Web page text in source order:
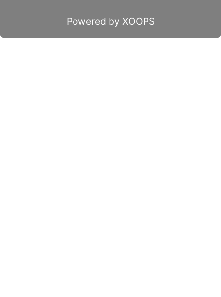
Powered by XOOPS